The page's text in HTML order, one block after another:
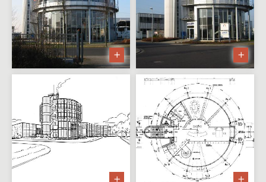
Goldbach
Dachgeschossausbau in
Haibach
Villa am Hang
Renovierung und Sanierung
Mehrfamilienwohnhaus